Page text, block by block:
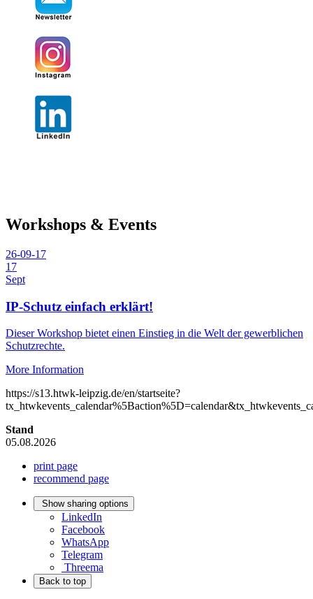
Workshops & Events
26-09-17
17
Sept
IP-Schutz einfach erklärt!
Dieser Workshop bietet einen Einstieg in die Welt der gewerblichen
Schutzrechte.
More Information
https://s13.htwk-leipzig.de/en/startseite?
Stand
05.08.2026
print page
recommend page
Show sharing options
LinkedIn
Facebook
WhatsApp
Telegram
Threema
Back to top